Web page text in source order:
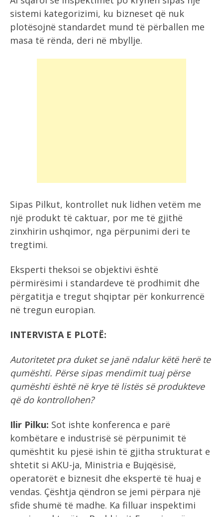
sistemi kategorizimi, ku bizneset që nuk
plotësojnë standardet mund të përballen me
masa të rënda, deri në mbyllje.
Sipas Pilkut, kontrollet nuk lidhen vetëm me
një produkt të caktuar, por me të gjithë
zinxhirin ushqimor, nga përpunimi deri te
tregtimi.
Eksperti theksoi se objektivi është
përmirësimi i standardeve të prodhimit dhe
përgatitja e tregut shqiptar për konkurrencë
në tregun europian.
INTERVISTA E PLOTË:
Autoritetet pra duket se janë ndalur këtë herë te
qumështi. Përse sipas mendimit tuaj përse
qumështi është në krye të listës së produkteve
që do kontrollohen?
Ilir Pilku: Sot ishte konferenca e parë
kombëtare e industrisë së përpunimit të
qumështit ku pjesë ishin të gjitha strukturat e
shtetit si AKU-ja, Ministria e Bujqësisë,
operatorët e biznesit dhe ekspertë të huaj e
vendas. Çështja qëndron se jemi përpara një
sfide shumë të madhe. Ka filluar inspektimi